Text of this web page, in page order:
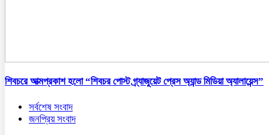
শিবচরে আত্মপ্রকাশ হলো “শিবচর পোস্ট গ্র্যাজুয়েট প্রেস অ্যান্ড মিডিয়া অ্যালায়েন্স”
সর্বশেষ সংবাদ
জনপ্রিয় সংবাদ